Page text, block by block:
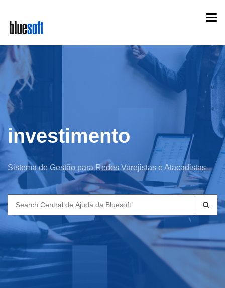
main
content
investimento
Sistema de Gestão para Redes Varejistas e Atacadistas
Search
for: